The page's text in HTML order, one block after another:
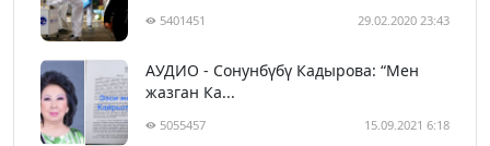
5401451 29.02.2020 23:43
АУДИО - Сонунбүбү Кадырова: “Мен
жазган Ка...
5055457 15.09.2021 6:18